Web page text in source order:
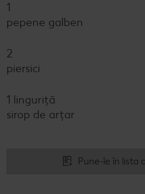
1
pepene galben
2
piersici
1 linguriță
sirop de arțar
Pune-le în lista